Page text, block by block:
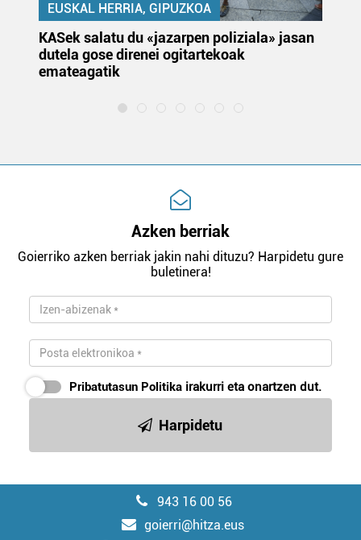
EUSKAL HERRIA, GIPUZKOA
KASek salatu du «jazarpen poliziala» jasan
dutela gose direnei ogitartekoak
emateagatik
Azken berriak
Goierriko azken berriak jakin nahi dituzu? Harpidetu gure
buletinera!
Pribatutasun Politika irakurri eta onartzen dut.
Harpidetu
943 16 00 56
goierri@hitza.eus